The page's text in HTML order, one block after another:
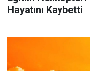
Hayatını Kaybetti